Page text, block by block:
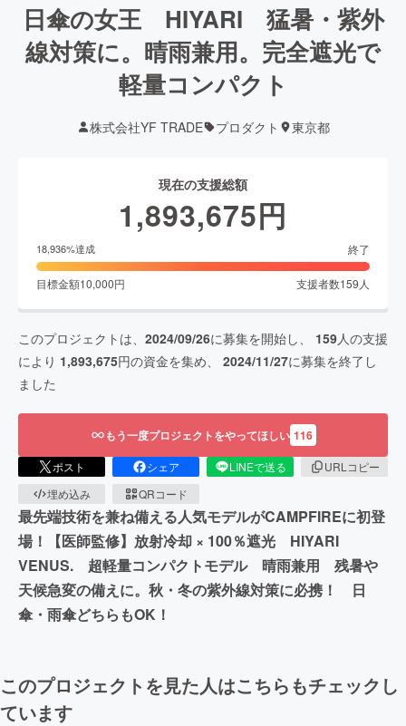
日傘の女王 HIYARI 猛暑・紫外
線対策に。晴雨兼用。完全遮光で
軽量コンパクト
株式会社YF TRADE プロダクト 東京都
現在の支援総額
1,893,675円
18,936%達成 終了
目標金額10,000円 支援者数159 人
このプロジェクトは、 2024/09/26に募集を開始し、 159人の支援
により 1,893,675円の資金を集め、 2024/11/27に募集を終了し
ました
もう一度プロジェクトをやってほしい 116
ポスト シェア LINEで送る
URLコピー
埋め込み
QRコード
最先端技術を兼ね備える人気モデルがCAMPFIREに初登
場！【医師監修】放射冷却 × 100％遮光 HIYARI
VENUS. 超軽量コンパクトモデル 晴雨兼用 残暑や
天候急変の備えに。秋・冬の紫外線対策に必携！ 日
傘・雨傘どちらもOK！
このプロジェクトを見た人はこちらもチェックし
ています